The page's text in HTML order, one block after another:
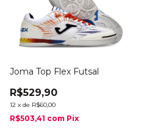
Joma Top Flex Futsal
R$529,90
12 x de R$60,00
R$503,41 com Pix